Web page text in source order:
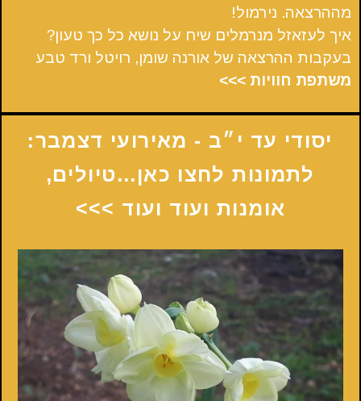
מההרצאה. נירמול!
איך לעזאזל מנרמלים שיח על נושא כל כך טעון?
בעקבות ההרצאה של אורנה שומן, רויטל ורד טבע
משתפת חוויות >>>
יסודי עד י״ב - מאירועי דצמבר:
לתמונות לחצו כאן...טיולים,
אומנות ועוד ועוד >>>